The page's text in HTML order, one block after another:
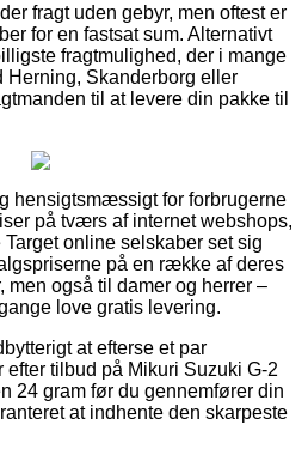
fragt uden gebyr, men oftest er
for en fastsat sum. Alternativt
fragtmulighed, der i mange
Skanderborg eller
til at levere din pakke til
hensigtsmæssigt for forbrugerne
på tværs af internet webshops,
online selskaber set sig
på en række af deres
men også til damer og herrer –
love gratis levering.
at efterse et par
tilbud på Mikuri Suzuki G-2
24 gram før du gennemfører din
at indhente den skarpeste